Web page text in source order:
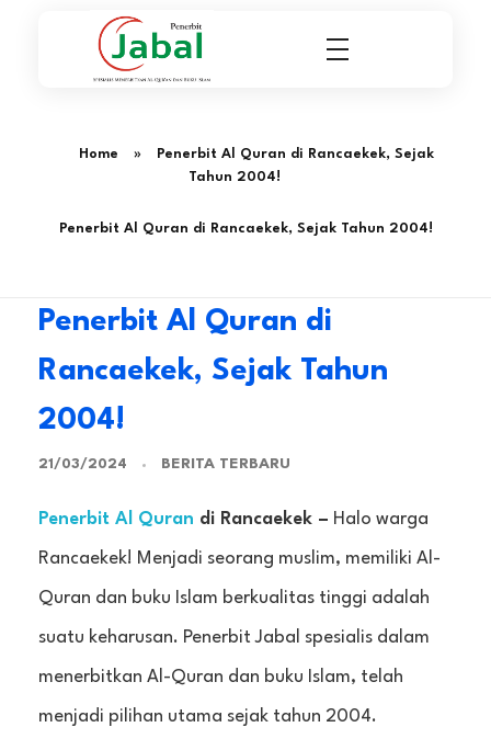
Home »
Penerbit Al Quran di Rancaekek, Sejak
Tahun 2004!
Penerbit Al Quran di Rancaekek, Sejak Tahun 2004!
Penerbit Al Quran di
Rancaekek, Sejak Tahun
2004!
21/03/2024 BERITA TERBARU
Penerbit Al Quran di Rancaekek – Halo warga
Rancaekek! Menjadi seorang muslim, memiliki Al-
Quran dan buku Islam berkualitas tinggi adalah
suatu keharusan. Penerbit Jabal spesialis dalam
menerbitkan Al-Quran dan buku Islam, telah
menjadi pilihan utama sejak tahun 2004.